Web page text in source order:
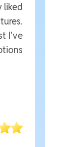
liked
I've